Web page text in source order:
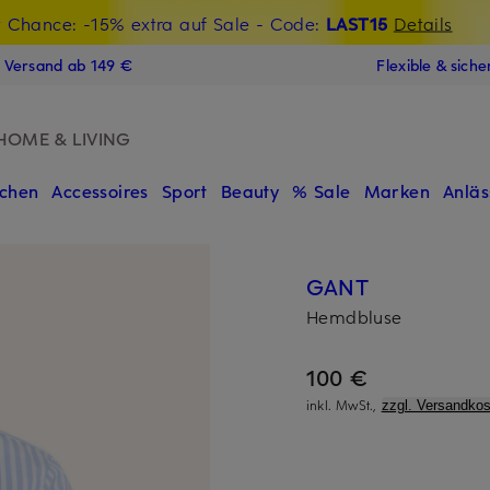
Chance: -15% extra auf Sale - Code: LAST15 Details
Willkommensgutschein mit Beyond sichern
ab 149 € Flexible &
& LIVING
Accessoires Sport Beauty % Sale Marken
GANT
Hemdbluse
100 €
inkl. MwSt., zzgl.